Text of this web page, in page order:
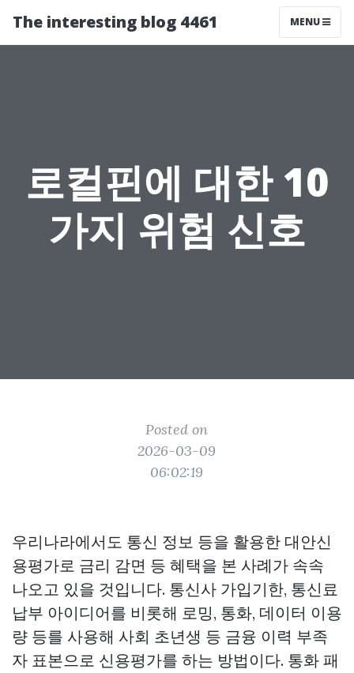
The interesting blog 4461 MENU
로컬핀에 대한 10
가지 위험 신호
Posted on
2026-03-09
06:02:19
우리나라에서도 통신 정보 등을 활용한 대안신
용평가로 금리 감면 등 혜택을 본 사례가 속속
나오고 있을 것입니다. 통신사 가입기한, 통신료
납부 아이디어를 비롯해 로밍, 통화, 데이터 이용
량 등를 사용해 사회 초년생 등 금융 이력 부족
자 표본으로 신용평가를 하는 방법이다. 통화 패